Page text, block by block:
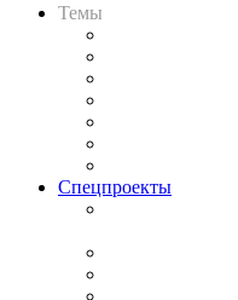
Темы
Спецпроекты